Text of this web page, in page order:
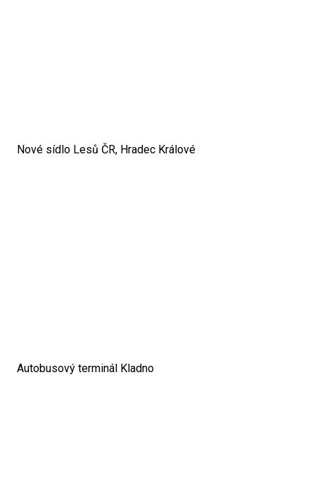
Nové sídlo Lesů ČR, Hradec Králové
Autobusový terminál Kladno